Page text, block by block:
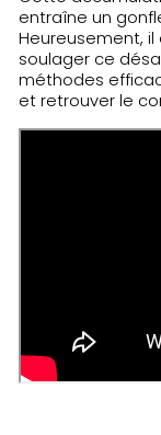
entraîne un
Heureusement,
soulager ce
méthodes
et retrouver le